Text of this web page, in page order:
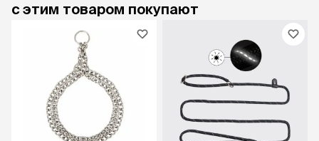
с этим товаром покупают